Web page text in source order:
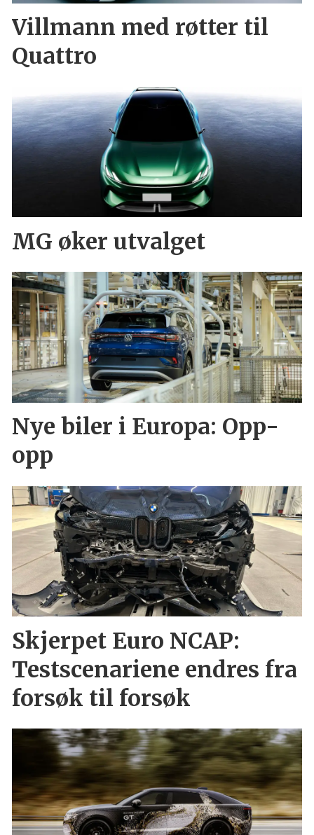
Villmann med røtter til
Quattro
MG øker utvalget
Nye biler i Europa: Opp-
opp
Skjerpet Euro NCAP:
Testscenariene endres fra
forsøk til forsøk